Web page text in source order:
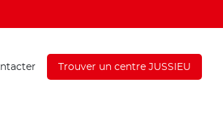
Trouver un centre JUSSIEU